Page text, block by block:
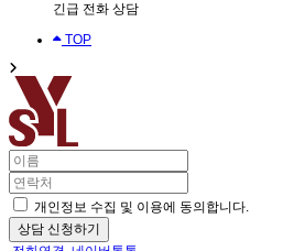
긴급 전화 상담
TOP
개인정보 수집 및 이용에 동의합니다.